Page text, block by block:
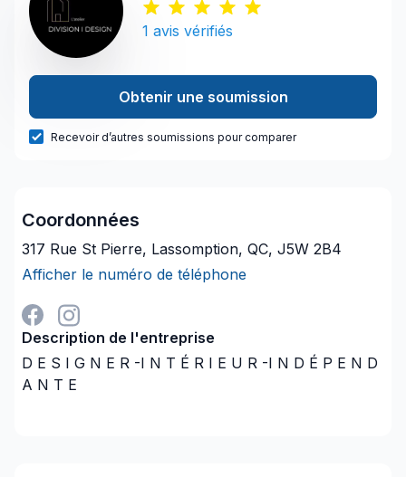
1 avis vérifiés
Obtenir une soumission
Recevoir d’autres soumissions pour comparer
Coordonnées
317 Rue St Pierre, Lassomption, QC, J5W 2B4
Afficher le numéro de téléphone
Description de l'entreprise
D E S I G N E R -I N T É R I E U R -I N D É P E N D
A N T E